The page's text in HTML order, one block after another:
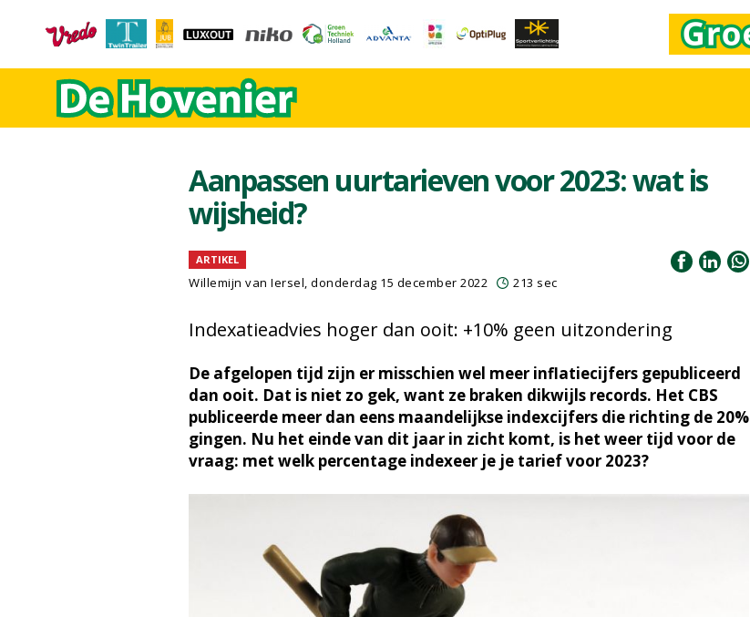
Aanpassen uurtarieven voor 2023: wat is
wijsheid?
ARTIKEL
Willemijn van Iersel, donderdag 15 december 2022 213 sec
Indexatieadvies hoger dan ooit: +10% geen uitzondering
De afgelopen tijd zijn er misschien wel meer inflatiecijfers gepubliceerd
dan ooit. Dat is niet zo gek, want ze braken dikwijls records. Het CBS
publiceerde meer dan eens maandelijkse indexcijfers die richting de 20%
gingen. Nu het einde van dit jaar in zicht komt, is het weer tijd voor de
vraag: met welk percentage indexeer je je tarief voor 2023?